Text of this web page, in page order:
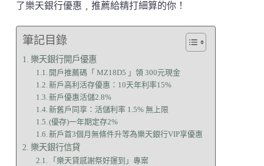
了樂天銀行優惠﹐推薦給精打細算的你！
筆記目錄
樂天銀行開戶優惠
開戶推薦碼「 MZ18D5 」領 300元現金
新戶高利活存優惠：10天年利率15%
新戶優惠活儲2.8%
新舊戶同享：活儲利率 1.5% 無上限
(優存)一年期定存2%
新戶首3個月無條件升等為樂天銀行VIP享優惠
樂天銀行信貸
「樂天貸感謝祭好運到」專案